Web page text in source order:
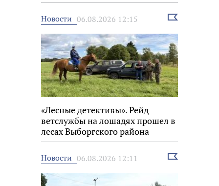
Новости 06.08.2026 12:15
Выбрать
«Лесные детективы». Рейд
ветслужбы на лошадях прошел в
лесах Выборгского района
Новости 06.08.2026 12:11
Выбрать